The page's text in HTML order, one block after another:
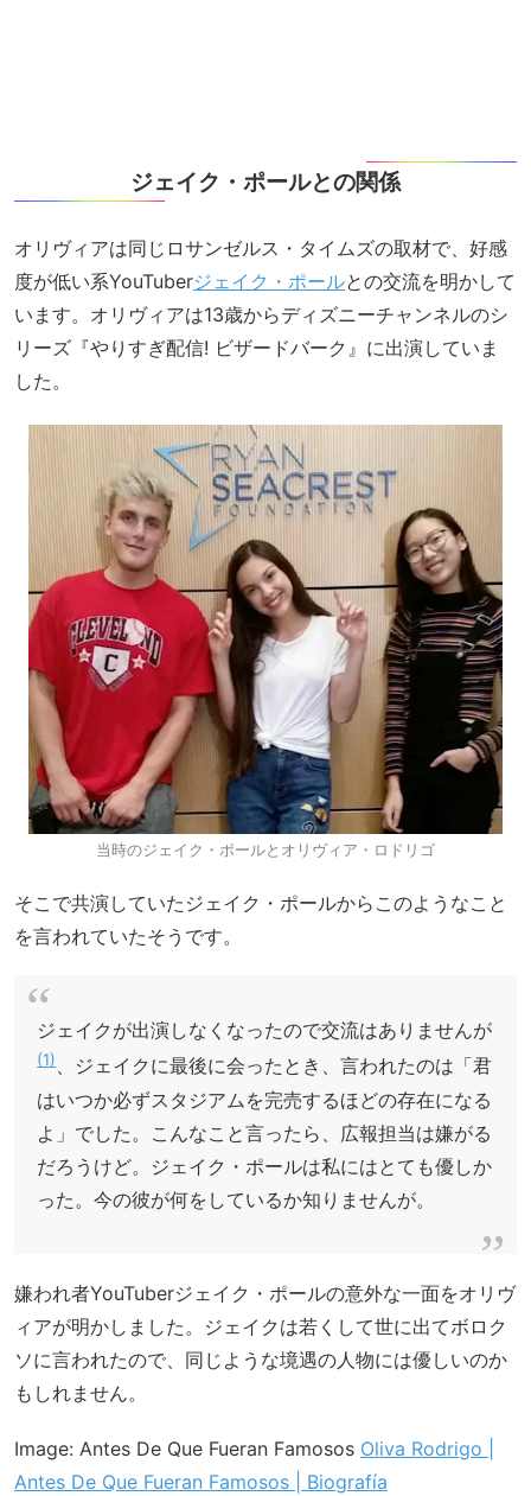
ジェイク・ポールとの関係
オリヴィアは同じロサンゼルス・タイムズの取材で、好感
度が低い系YouTuberジェイク・ポールとの交流を明かして
います。オリヴィアは13歳からディズニーチャンネルのシ
リーズ『やりすぎ配信! ビザードバーク』に出演していま
した。
当時のジェイク・ポールとオリヴィア・ロドリゴ
そこで共演していたジェイク・ポールからこのようなこと
を言われていたそうです。
ジェイクが出演しなくなったので交流はありませんが
1 、ジェイクに最後に会ったとき、言われたのは「君
はいつか必ずスタジアムを完売するほどの存在になる
よ」でした。こんなこと言ったら、広報担当は嫌がる
だろうけど。ジェイク・ポールは私にはとても優しか
った。今の彼が何をしているか知りませんが。
嫌われ者YouTuberジェイク・ポールの意外な一面をオリヴ
ィアが明かしました。ジェイクは若くして世に出てボロク
ソに言われたので、同じような境遇の人物には優しいのか
もしれません。
Image: Antes De Que Fueran Famosos Oliva Rodrigo |
Antes De Que Fueran Famosos | Biografía